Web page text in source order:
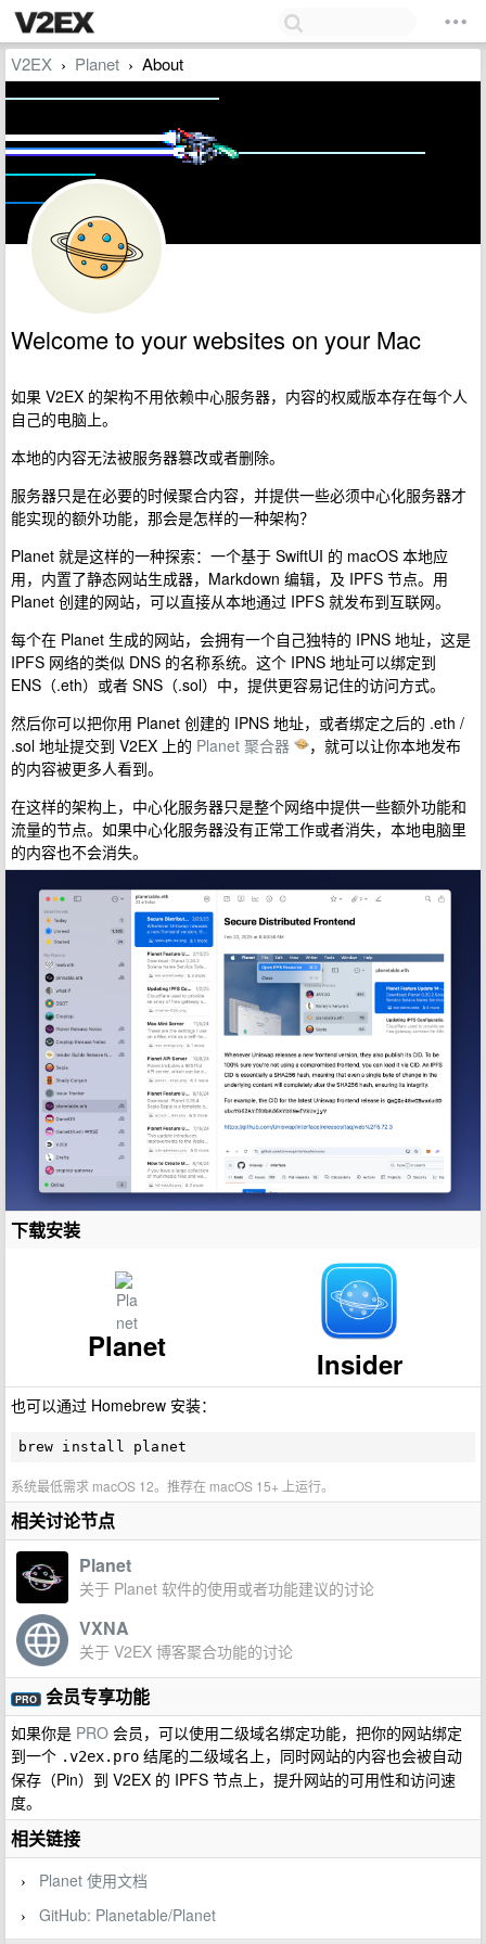
V2EX › Planet › About
Welcome to your websites on your Mac
如果 V2EX 的架构不用依赖中心服务器，内容的权威版本存在每个人
自己的电脑上。
本地的内容无法被服务器篡改或者删除。
服务器只是在必要的时候聚合内容，并提供一些必须中心化服务器才
能实现的额外功能，那会是怎样的一种架构？
Planet 就是这样的一种探索：一个基于 SwiftUI 的 macOS 本地应
用，内置了静态网站生成器，Markdown 编辑，及 IPFS 节点。用
Planet 创建的网站，可以直接从本地通过 IPFS 就发布到互联网。
每个在 Planet 生成的网站，会拥有一个自己独特的 IPNS 地址，这是
IPFS 网络的类似 DNS 的名称系统。这个 IPNS 地址可以绑定到
ENS（.eth）或者 SNS（.sol）中，提供更容易记住的访问方式。
然后你可以把你用 Planet 创建的 IPNS 地址，或者绑定之后的 .eth /
.sol 地址提交到 V2EX 上的 Planet 聚合器
，就可以让你本地发布
的内容被更多人看到。
在这样的架构上，中心化服务器只是整个网络中提供一些额外功能和
流量的节点。如果中心化服务器没有正常工作或者消失，本地电脑里
的内容也不会消失。
下载安装
Planet Insider
也可以通过 Homebrew 安装：
brew install planet
系统最低需求 macOS 12。推荐在 macOS 15+ 上运行。
相关讨论节点
Planet
关于 Planet 软件的使用或者功能建议的讨论
VXNA
关于 V2EX 博客聚合功能的讨论
PRO 会员专享功能
如果你是 PRO 会员，可以使用二级域名绑定功能，把你的网站绑定
到一个 .v2ex.pro 结尾的二级域名上，同时网站的内容也会被自动
保存（Pin）到 V2EX 的 IPFS 节点上，提升网站的可用性和访问速
度。
相关链接
› Planet 使用文档
› GitHub: Planetable/Planet